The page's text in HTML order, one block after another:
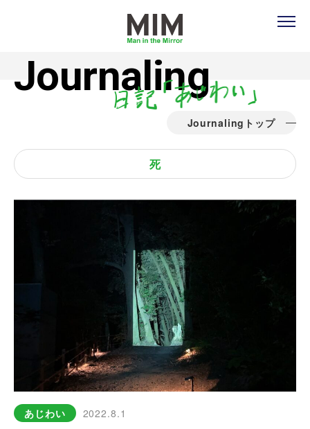
Journaling
Journalingトップ
死
あじわい 2022.8.1